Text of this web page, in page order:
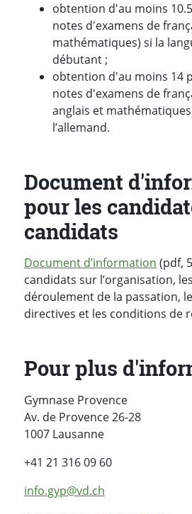
obtention d'au moins
notes d'examens de
mathématiques) si la
débutant ;
obtention d'au moins 14
notes d'examens de
anglais et
l’allemand.
Document
pour les
candidats
Document d’information (pdf,
candidats sur l’organisation,
déroulement de la passation,
directives et les conditions de
Pour plus
Gymnase Provence
Av. de Provence 26-28
1007 Lausanne
+41 21 316 09 60
info.gyp@vd.ch